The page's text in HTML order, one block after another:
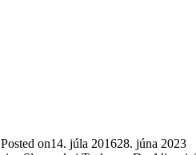
Posted on14. júla 201628. júna 2023